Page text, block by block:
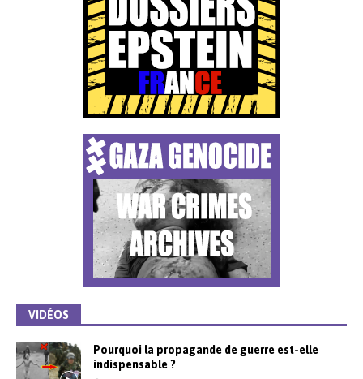
VIDÉOS
Pourquoi la propagande de guerre est-elle
indispensable ?